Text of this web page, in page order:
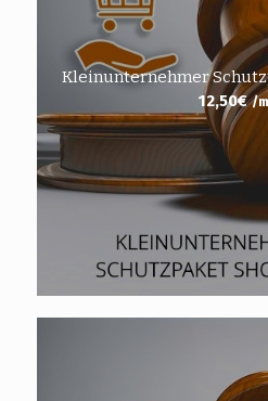
Kleinunternehmer
12,50€ /